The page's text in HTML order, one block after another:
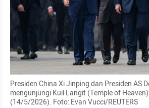
Presiden China Xi Jinping dan Presiden AS
mengunjungi Kuil Langit (Temple of
(14/5/2026). Foto: Evan Vucci/REUTERS